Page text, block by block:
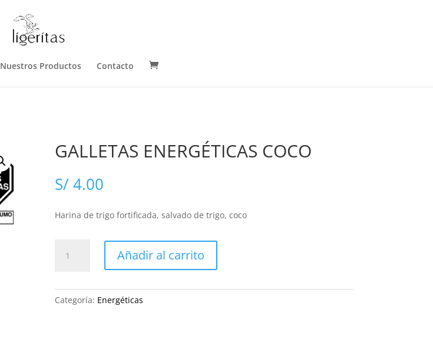
Nuestros Productos Contacto
GALLETAS ENERGÉTICAS COCO
S/ 4.00
Harina de trigo fortificada, salvado de trigo, coco
ENERGÉTICAS
Añadir al carrito
Categoría: Energéticas